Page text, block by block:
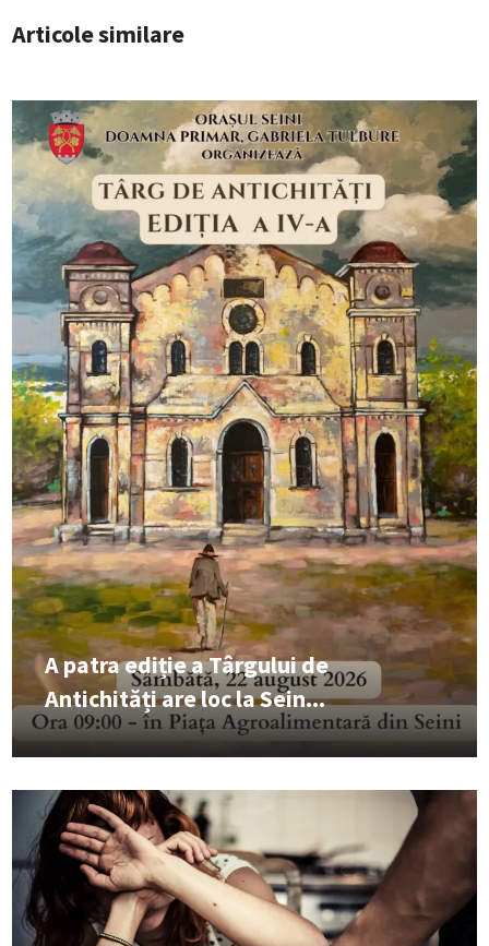
Articole similare
A patra ediție a Târgului de
Antichități are loc la Sein...